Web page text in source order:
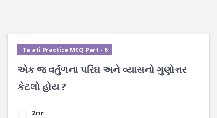
Talati Practice MCQ Part - 6
એક જ વર્તુળના પરિઘ અને વ્યાસનો ગુણોત્તર
કેટલો હોય ?
2πr